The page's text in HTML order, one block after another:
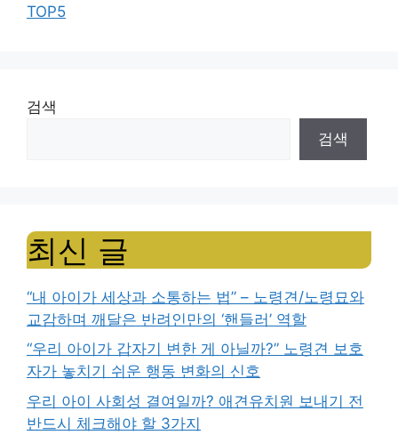
TOP5
검색
검색
최신 글
“내 아이가 세상과 소통하는 법” – 노령견/노령묘와
교감하며 깨달은 반려인만의 ‘핸들러’ 역할
“우리 아이가 갑자기 변한 게 아닐까?” 노령견 보호
자가 놓치기 쉬운 행동 변화의 신호
우리 아이 사회성 결여일까? 애견유치원 보내기 전
반드시 체크해야 할 3가지